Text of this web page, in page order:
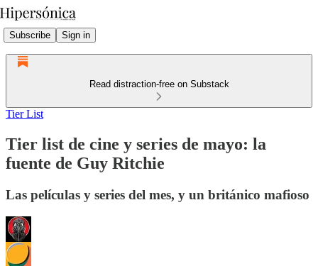
Subscribe Sign in
Read distraction-free on Substack
Tier List
Tier list de cine y series de mayo: la
fuente de Guy Ritchie
Las películas y series del mes, y un británico mafioso